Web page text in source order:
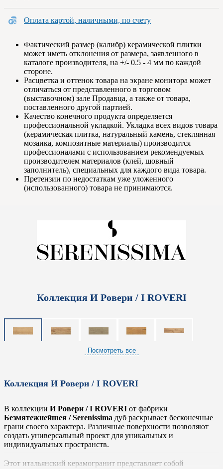
Оплата картой, наличными, по счету
Фактический размер (калибр) керамической плитки
может иметь отклонения от размера, заявленного в
каталоге производителя, на +/- 0.5 - 4 мм по каждой
стороне.
Расцветка и оттенок товара на экране монитора может
отличаться от представленного в торговом
(выставочном) зале Продавца, а также от товара,
поставленного другой партией.
Качество конечного продукта определяется
профессиональной укладкой. Укладка всех видов товара
(керамическая плитка, натуральный камень, стеклянная
мозаика, композитные материалы) производится
профессионалами с использованием рекомендуемых
производителем материалов (клей, шовный
заполнитель), специальных для каждого вида товара.
Претензии по недостаткам уже уложенного
(использованного) товара не принимаются.
Коллекция И Ровери / I ROVERI
Посмотреть все
Коллекция И Ровери / I ROVERI
В коллекции И Ровери / I ROVERI от фабрики
Безмятежнейшея / Serenissima дуб раскрывает бесконечные
грани своего характера. Различные поверхности позволяют
создать универсальный проект для уникальных и
индивидуальных пространств.
Этот итальянский керамогранит представляет собой